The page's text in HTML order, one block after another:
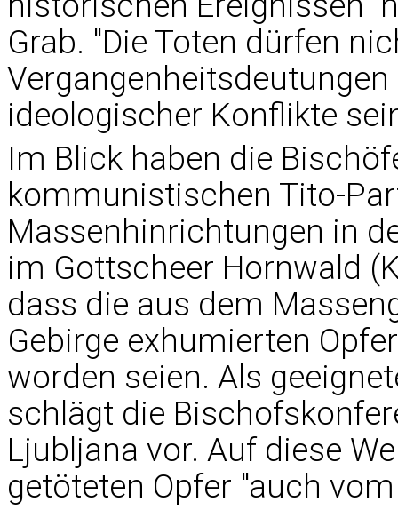
Grab. "Die Toten dürfen
ideologischer Konflikte
Im Blick haben die
kommunistischen Tito-
Massenhinrichtungen in
im Gottscheer Hornwald
dass die aus dem
Gebirge exhumierten
worden seien. Als
schlägt die
Ljubljana vor. Auf diese
getöteten Opfer "auch